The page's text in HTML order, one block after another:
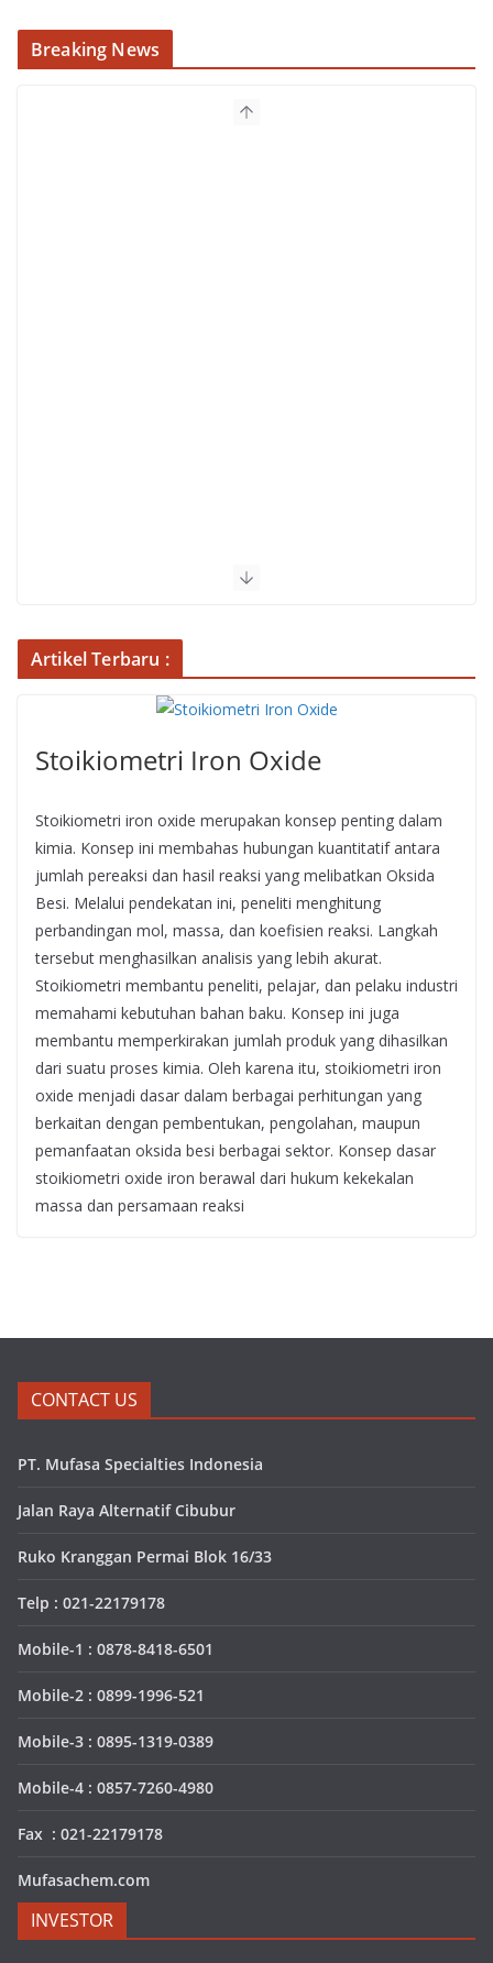
Breaking News
Artikel Terbaru :
Stoikiometri Iron Oxide
Stoikiometri iron oxide merupakan konsep penting dalam
kimia. Konsep ini membahas hubungan kuantitatif antara
jumlah pereaksi dan hasil reaksi yang melibatkan Oksida
Besi. Melalui pendekatan ini, peneliti menghitung
perbandingan mol, massa, dan koefisien reaksi. Langkah
tersebut menghasilkan analisis yang lebih akurat.
Stoikiometri membantu peneliti, pelajar, dan pelaku industri
memahami kebutuhan bahan baku. Konsep ini juga
membantu memperkirakan jumlah produk yang dihasilkan
dari suatu proses kimia. Oleh karena itu, stoikiometri iron
oxide menjadi dasar dalam berbagai perhitungan yang
berkaitan dengan pembentukan, pengolahan, maupun
pemanfaatan oksida besi berbagai sektor. Konsep dasar
stoikiometri oxide iron berawal dari hukum kekekalan
massa dan persamaan reaksi
CONTACT US
PT. Mufasa Specialties Indonesia
Jalan Raya Alternatif Cibubur
Ruko Kranggan Permai Blok 16/33
Telp : 021-22179178
Mobile-1 : 0878-8418-6501
Mobile-2 : 0899-1996-521
Mobile-3 : 0895-1319-0389
Mobile-4 : 0857-7260-4980
Fax : 021-22179178
Mufasachem.com
INVESTOR